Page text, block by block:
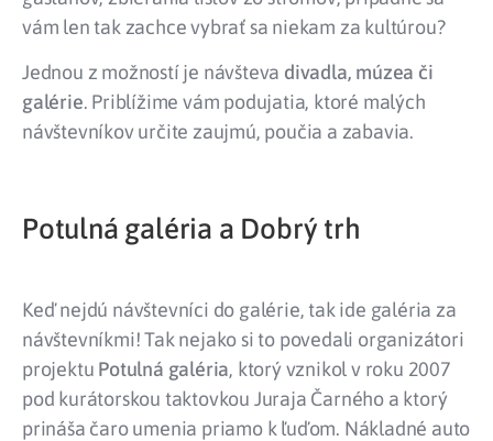
vám len tak zachce vybrať sa niekam za kultúrou?
Jednou z možností je návšteva divadla, múzea či
galérie. Priblížime vám podujatia, ktoré malých
návštevníkov určite zaujmú, poučia a zabavia.
Potulná galéria a Dobrý trh
Keď nejdú návštevníci do galérie, tak ide galéria za
návštevníkmi! Tak nejako si to povedali organizátori
projektu Potulná galéria, ktorý vznikol v roku 2007
pod kurátorskou taktovkou Juraja Čarného a ktorý
prináša čaro umenia priamo k ľuďom. Nákladné auto